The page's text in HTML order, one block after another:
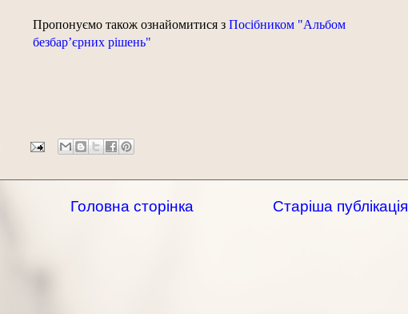
Пропонуємо також ознайомитися з Посібником "Альбом
безбар’єрних рішень"
Старіша публікація
Головна сторінка